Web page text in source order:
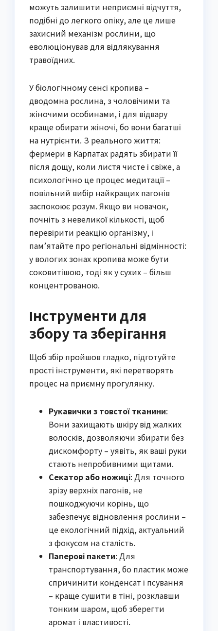
можуть залишити неприємні відчуття,
подібні до легкого опіку, але це лише
захисний механізм рослини, що
еволюціонував для відлякування
травоїдних.
У біологічному сенсі кропива –
дводомна рослина, з чоловічими та
жіночими особинами, і для відвару
краще обирати жіночі, бо вони багатші
на нутрієнти. З реального життя:
фермери в Карпатах радять збирати її
після дощу, коли листя чисте і свіже, а
психологічно це процес медитації –
повільний вибір найкращих пагонів
заспокоює розум. Якщо ви новачок,
почніть з невеликої кількості, щоб
перевірити реакцію організму, і
пам’ятайте про регіональні відмінності:
у вологих зонах кропива може бути
соковитішою, тоді як у сухих – більш
концентрованою.
Інструменти для
збору та зберігання
Щоб збір пройшов гладко, підготуйте
прості інструменти, які перетворять
процес на приємну прогулянку.
Рукавички з товстої тканини:
Вони захищають шкіру від жалких
волосків, дозволяючи збирати без
дискомфорту – уявіть, як ваші руки
стають непробивними щитами.
Секатор або ножиці: Для точного
зрізу верхніх пагонів, не
пошкоджуючи корінь, що
забезпечує відновлення рослини –
це екологічний підхід, актуальний
з фокусом на сталість.
Паперові пакети: Для
транспортування, бо пластик може
спричинити конденсат і псування
– краще сушити в тіні, розклавши
тонким шаром, щоб зберегти
аромат і властивості.